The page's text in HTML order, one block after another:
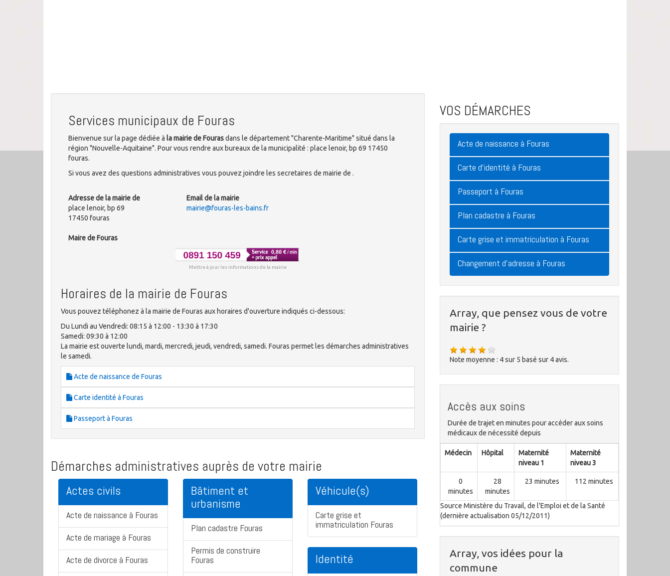
Services municipaux de Fouras
Bienvenue sur la page dédiée à la mairie de Fourasdans le département "Charente-Maritime" situé dans la
région "Nouvelle-Aquitaine". Pour vous rendre aux bureaux de la municipalité : place lenoir, bp 69 17450
fouras.
Si vous avez des questions administratives vous pouvez joindre les secretaires de mairie de .
Adresse de la mairie de
place lenoir, bp 69
17450 fouras
Maire de Fouras
Email de la mairie
mairie@fouras-les-bains.fr
Mettre à jour les informations de la mairie
Horaires de la mairie de Fouras
Vous pouvez téléphonez à la mairie de Fouras aux horaires d'ouverture indiqués ci-dessous:
Du Lundi au Vendredi: 08:15 à 12:00 - 13:30 à 17:30
Samedi: 09:30 à 12:00
La mairie est ouverte lundi, mardi, mercredi, jeudi, vendredi, samedi. Fouras permet les démarches administratives
le samedi.
Acte de naissance de Fouras
Carte identité à Fouras
Passeport à Fouras
Démarches administratives auprès de votre mairie
Actes civils
Acte de naissance à Fouras
Acte de mariage à Fouras
Acte de divorce à Fouras
Bâtiment et
urbanisme
Plan cadastre Fouras
Permis de construire
Fouras
Véhicule(s)
Carte grise et
immatriculation Fouras
Identité
VOS DÉMARCHES
Acte de naissance à Fouras
Carte d'identité à Fouras
Passeport à Fouras
Plan cadastre à Fouras
Carte grise et immatriculation à Fouras
Changement d'adresse à Fouras
Array, que pensez vous de votre
mairie ?
Note moyenne : 4sur 5 basé sur 4avis.
Accès aux soins
Durée de trajet en minutes pour accéder aux soins
médicaux de nécessité depuis
Médecin Hôpital
Maternité
niveau 1
Maternité
niveau 3
0
minutes
28
minutes
23 minutes 112 minutes
Source Ministère du Travail, de l'Emploi et de la Santé
(dernière actualisation 05/12/2011)
Array, vos idées pour la
commune